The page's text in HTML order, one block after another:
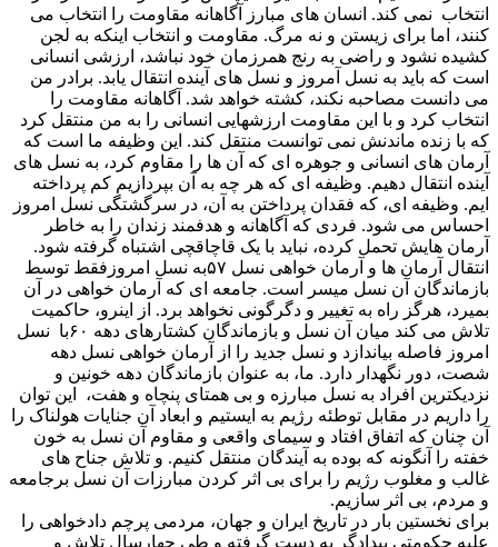
انتخاب نمی کند. انسان های مبارز آگاهانه مقاومت را انتخاب می
کنند، اما برای زیستن و نه مرگ. مقاومت و انتخاب اینکه به لجن
کشیده نشود و راضی به رنج همرزمان خود نباشد، ارزشی انسانی
است که باید به نسل آمروز و نسل های آینده انتقال یابد. برادر من
می دانست مصاحبه نکند، کشته خواهد شد. آگاهانه مقاومت را
انتخاب کرد و با این مقاومت ارزشهایی انسانی را به من منتقل کرد
که با زنده ماندنش نمی توانست منتقل کند. این وظیفه ما است که
آرمان های انسانی و جوهره ای که آن ها را مقاوم کرد، به نسل های
آینده انتقال دهیم. وظیفه ای که هر چه به آن بپردازیم کم پرداخته
ایم. وظیفه ای، که فقدان پرداختن به آن، در سرگشتگی نسل امروز
احساس می شود. فردی که آگاهانه و هدفمند زندان را به خاطر
آرمان هایش تحمل کرده، نباید با یک قاچاقچی اشتباه گرفته شود.
انتقال آرمان ها و آرمان خواهی نسل ۵۷به نسل امروزفقط توسط
بازماندگان آن نسل میسر است. جامعه ای که آرمان خواهی در آن
بمیرد، هرگز راه به تغییر و دگرگونی نخواهد برد. از اینرو، حاکمیت
تلاش می کند میان آن نسل و بازماندگان کشتارهای دهه ۶۰با نسل
امروز فاصله بیاندازد و نسل جدید را از آرمان خواهی نسل دهه
شصت، دور نگهدار دارد. ما، به عنوان بازماندگان دهه خونین و
نزدیکترین افراد به نسل مبارزه و بی همتای پنچاه و هفت، این توان
را داریم در مقابل توطئه رژیم به ایستیم و ابعاد آن جنایات هولناک را
آن چنان که اتفاق افتاد و سیمای واقعی و مقاوم آن نسل به خون
خفته را آنگونه که بوده به آیندگان منتقل کنیم. و تلاش جناح های
غالب و مغلوب رژیم را برای بی اثر کردن مبارزات آن نسل برجامعه
و مردم، بی اثر سازیم.
برای نخستین بار در تاریخ ایران و جهان، مردمی پرچم دادخواهی را
علیه حکومتی بیدادگر به دست گرفته و طی چهارسال تلاش و